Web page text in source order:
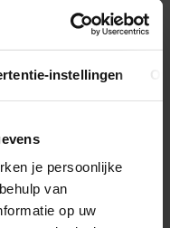
instellingen
je persoonlijke
van
op uw